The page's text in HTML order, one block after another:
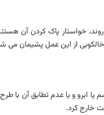
روند، خواستار پاک کردن
ابرو و یا عدم تطابق آن با
خارج کرد.